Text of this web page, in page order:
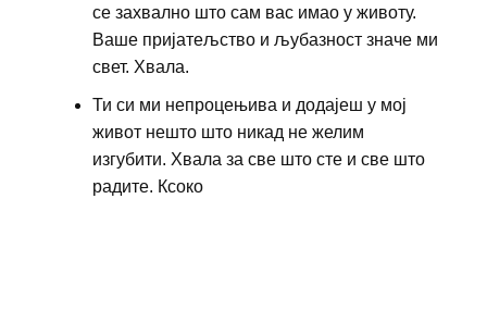
се захвално што сам вас имао у животу.
Ваше пријатељство и љубазност значе ми
свет. Хвала.
Ти си ми непроцењива и додајеш у мој
живот нешто што никад не желим
изгубити. Хвала за све што сте и све што
радите. Ксоко